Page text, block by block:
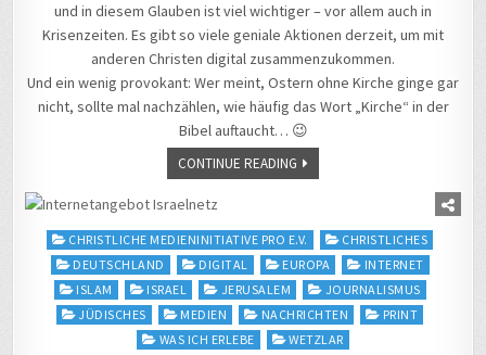
und in diesem Glauben ist viel wichtiger – vor allem auch in
Krisenzeiten. Es gibt so viele geniale Aktionen derzeit, um mit
anderen Christen digital zusammenzukommen.
Und ein wenig provokant: Wer meint, Ostern ohne Kirche ginge gar
nicht, sollte mal nachzählen, wie häufig das Wort „Kirche“ in der
Bibel auftaucht… 😉
CONTINUE READING
Posted
in
CHRISTLICHE MEDIENINITIATIVE PRO E.V.
CHRISTLICHES
DEUTSCHLAND
DIGITAL EUROPA
INTERNET
ISLAM
ISRAEL JERUSALEM
JOURNALISMUS
JÜDISCHES
MEDIEN NACHRICHTEN
PRINT
WAS ICH ERLEBE
WETZLAR